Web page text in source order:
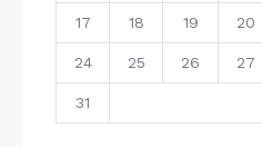
17 18 19 20
24 25 26 27
31